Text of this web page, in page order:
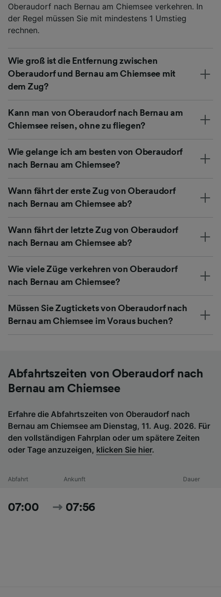
Oberaudorf nach Bernau am Chiemsee verkehren. In
der Regel müssen Sie mit mindestens 1 Umstieg
rechnen.
Wie groß ist die Entfernung zwischen
Oberaudorf und Bernau am Chiemsee mit
dem Zug?
Kann man von Oberaudorf nach Bernau am
Chiemsee reisen, ohne zu fliegen?
Wie gelange ich am besten von Oberaudorf
nach Bernau am Chiemsee?
Wann fährt der erste Zug von Oberaudorf
nach Bernau am Chiemsee ab?
Wann fährt der letzte Zug von Oberaudorf
nach Bernau am Chiemsee ab?
Wie viele Züge verkehren von Oberaudorf
nach Bernau am Chiemsee?
Müssen Sie Zugtickets von Oberaudorf nach
Bernau am Chiemsee im Voraus buchen?
Abfahrtszeiten von Oberaudorf nach
Bernau am Chiemsee
Erfahre die Abfahrtszeiten von Oberaudorf nach
Bernau am Chiemsee am Dienstag, 11. Aug. 2026. Für
den vollständigen Fahrplan oder um spätere Zeiten
oder Tage anzuzeigen, klicken Sie hier.
Abfahrt Ankunft Dauer
07:00 07:56